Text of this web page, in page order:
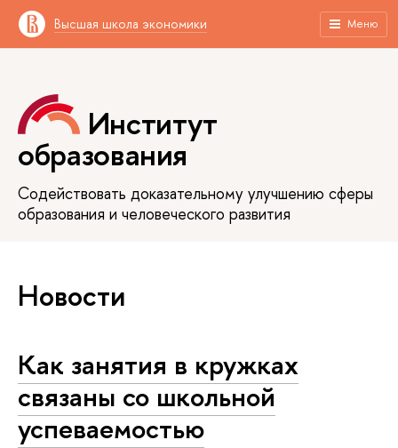
Высшая школа экономики Меню
Институт
образования
Содействовать доказательному улучшению сферы
образования и человеческого развития
Новости
Как занятия в кружках
связаны со школьной
успеваемостью